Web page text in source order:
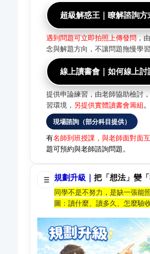
超級解惑王｜瞭解諮詢
遇到問題可立即拍照上傳發問 ，
念與解題方向，不讓問題拖慢學習
線上讀書會｜如何線上
提供申論練習，由老師協助檢討
習環境， 另提供實體讀書會籌組 。
現場諮詢（部分科目提供）
有名師到班授課，與老師面對面
題可預約與老師諮詢問題。
規劃升級｜ 把「想法」變「
同學不是不努力，是缺一張能
圖：讀什麼、讀多久、怎麼驗收